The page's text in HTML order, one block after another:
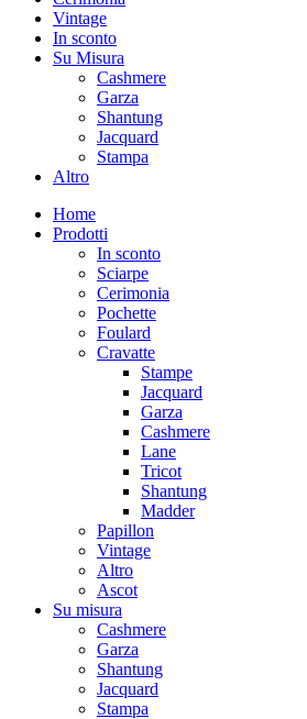
Vintage
In sconto
Su Misura
Cashmere
Garza
Shantung
Jacquard
Stampa
Altro
Home
Prodotti
In sconto
Sciarpe
Cerimonia
Pochette
Foulard
Cravatte
Stampe
Jacquard
Garza
Cashmere
Lane
Tricot
Shantung
Madder
Papillon
Vintage
Altro
Ascot
Su misura
Cashmere
Garza
Shantung
Jacquard
Stampa